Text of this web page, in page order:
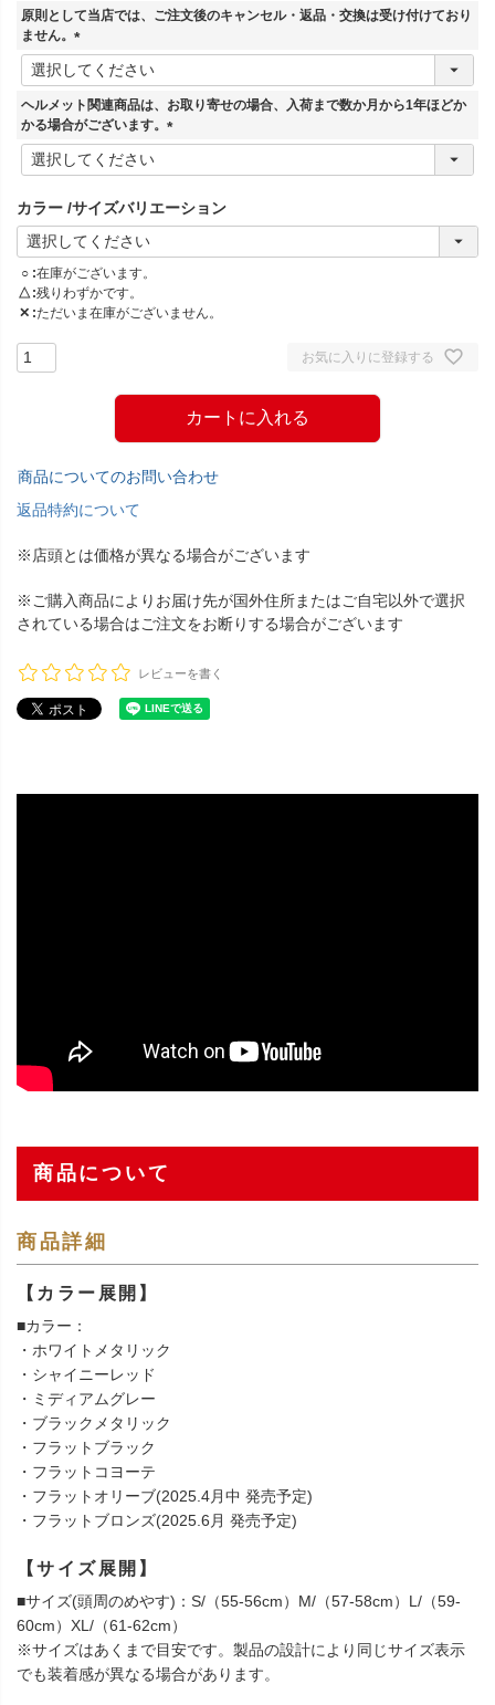
須
原則として当店では、ご注文後のキャンセル・返品・交換は受け付けており
ません。
(
必
須
)
ヘルメット関連商品は、お取り寄せの場合、入荷まで数か月から1年ほどか
かる場合がございます。
(
)
カラー サイズバリエーション
○ 在庫がございます。
△ 残りわずかです。
✕ ただいま在庫がございません。
お気に入りに登録する
カートに入れる
商品についてのお問い合わせ
返品特約について
※店頭とは価格が異なる場合がございます
※ご購入商品によりお届け先が国外住所またはご自宅以外で選択
されている場合はご注文をお断りする場合がございます
レビューを書く
商品について
商品詳細
【カラー展開】
■カラー：
・ホワイトメタリック
・シャイニーレッド
・ミディアムグレー
・ブラックメタリック
・フラットブラック
・フラットコヨーテ
・フラットオリーブ(2025.4月中 発売予定)
・フラットブロンズ(2025.6月 発売予定)
【サイズ展開】
■サイズ(頭周のめやす)：S/（55-56cm）M/（57-58cm）L/（59-
60cm）XL/（61-62cm）
※サイズはあくまで目安です。製品の設計により同じサイズ表示
でも装着感が異なる場合があります。